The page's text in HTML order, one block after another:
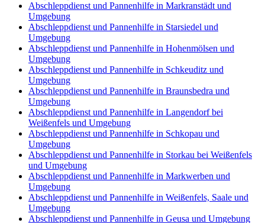
Abschleppdienst und Pannenhilfe in Markranstädt und
Umgebung
Abschleppdienst und Pannenhilfe in Starsiedel und
Umgebung
Abschleppdienst und Pannenhilfe in Hohenmölsen und
Umgebung
Abschleppdienst und Pannenhilfe in Schkeuditz und
Umgebung
Abschleppdienst und Pannenhilfe in Braunsbedra und
Umgebung
Abschleppdienst und Pannenhilfe in Langendorf bei
Weißenfels und Umgebung
Abschleppdienst und Pannenhilfe in Schkopau und
Umgebung
Abschleppdienst und Pannenhilfe in Storkau bei Weißenfels
und Umgebung
Abschleppdienst und Pannenhilfe in Markwerben und
Umgebung
Abschleppdienst und Pannenhilfe in Weißenfels, Saale und
Umgebung
Abschleppdienst und Pannenhilfe in Geusa und Umgebung